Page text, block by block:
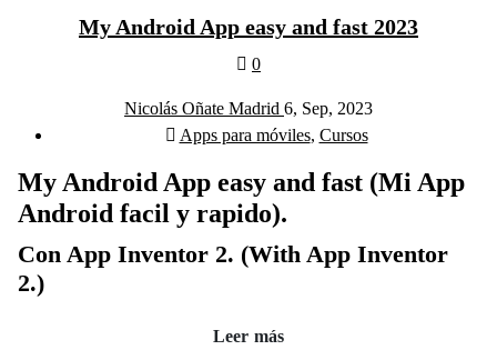
My Android App easy and fast 2023
0
Nicolás Oñate Madrid 6, Sep, 2023
Apps para móviles, Cursos
My Android App easy and fast (Mi App
Android facil y rapido).
Con App Inventor 2. (With App Inventor
2.)
Leer más